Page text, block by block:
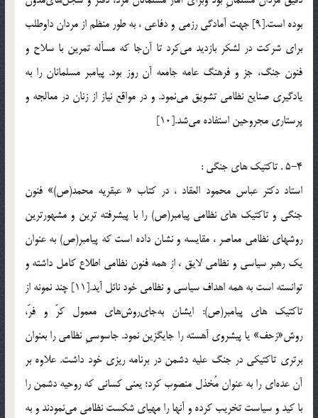
بوده است.[9] جهت آمادگي رزمي و دفاعي ، به طور منظم از مردان داوطلب
براى شركت در لشكر بازديد مى‌كرد تا آن‌جا كه مسأله تمرين با سلاح و
فنون جنگ، جز و فرهنگ عامه جامعه آن روز بود. پيامبر مسلمانان را به
يادگيرى صنايع نظامى تشويق مى‌نمود. و در مواقع نياز از زنان در معالجه و
پرستاري مجروحين استفاده مي‌شد.[10]
5-4 . تاکتيک هاي جنگي :
استاد دکتر عباس محمود العقاد ، در کتاب « عبقريه محمد(ص)» فنون
جنگي و تاکتيک هاي نظامي پيامبر(ص) را با پيشرفته ترين و مشهورترين
روشهاي نظامي معاصر ، مقايسه و نشان داده است که پيامبر(ص) به عنوان
يک رهبر سياسي و نظامي لايق ، از همه فنون نظامي اطلاع کامل داشته و
توانسته است به همه اهداف سياسي و نظامي خود نائل آيد.[11] چند نمونه از
تاکتيک هاي پيامبر(ص): ايشان به‌جاى‌روش‌هاى معمول كرّ و فرّ،
روش«زحف» يا پيشروى آهسته را جايگزين نمود. جاسوسىِ نظامى را بعنوان
برترى تاكتيكى در جنگ عليه دشمن در برنامه ريزى خود داشت. علاوه بر
آن عده‌اي را به عنوان مُخذل منصوب كرد؛ يعني كساني كه روحيه دشمن را
با كيد و سياست تخريب کرده و آنها را مهياي شكست نظامي مي‌نمودند و به